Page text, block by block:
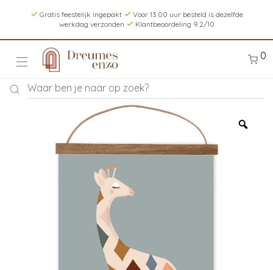
Gratis feestelijk ingepakt
Voor 13.00 uur besteld is dezelfde
werkdag verzonden
Klantbeoordeling 9.2/10
0